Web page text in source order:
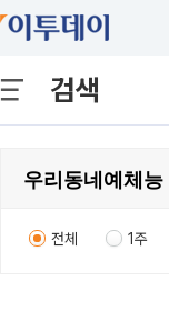
검색
전체 1주